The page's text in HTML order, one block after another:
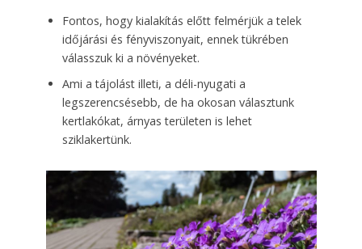
Fontos, hogy kialakítás előtt felmérjük a telek
időjárási és fényviszonyait, ennek tükrében
válasszuk ki a növényeket.
Ami a tájolást illeti, a déli-nyugati a
legszerencsésebb, de ha okosan választunk
kertlakókat, árnyas területen is lehet
sziklakertünk.